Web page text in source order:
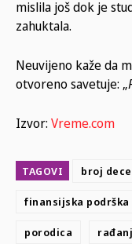
mislila još dok je
zahuktala.
Neuvijeno kaže da
otvoreno savetuje: „
Izvor: Vreme.com
TAGOVI broj dece
finansijska
porodica